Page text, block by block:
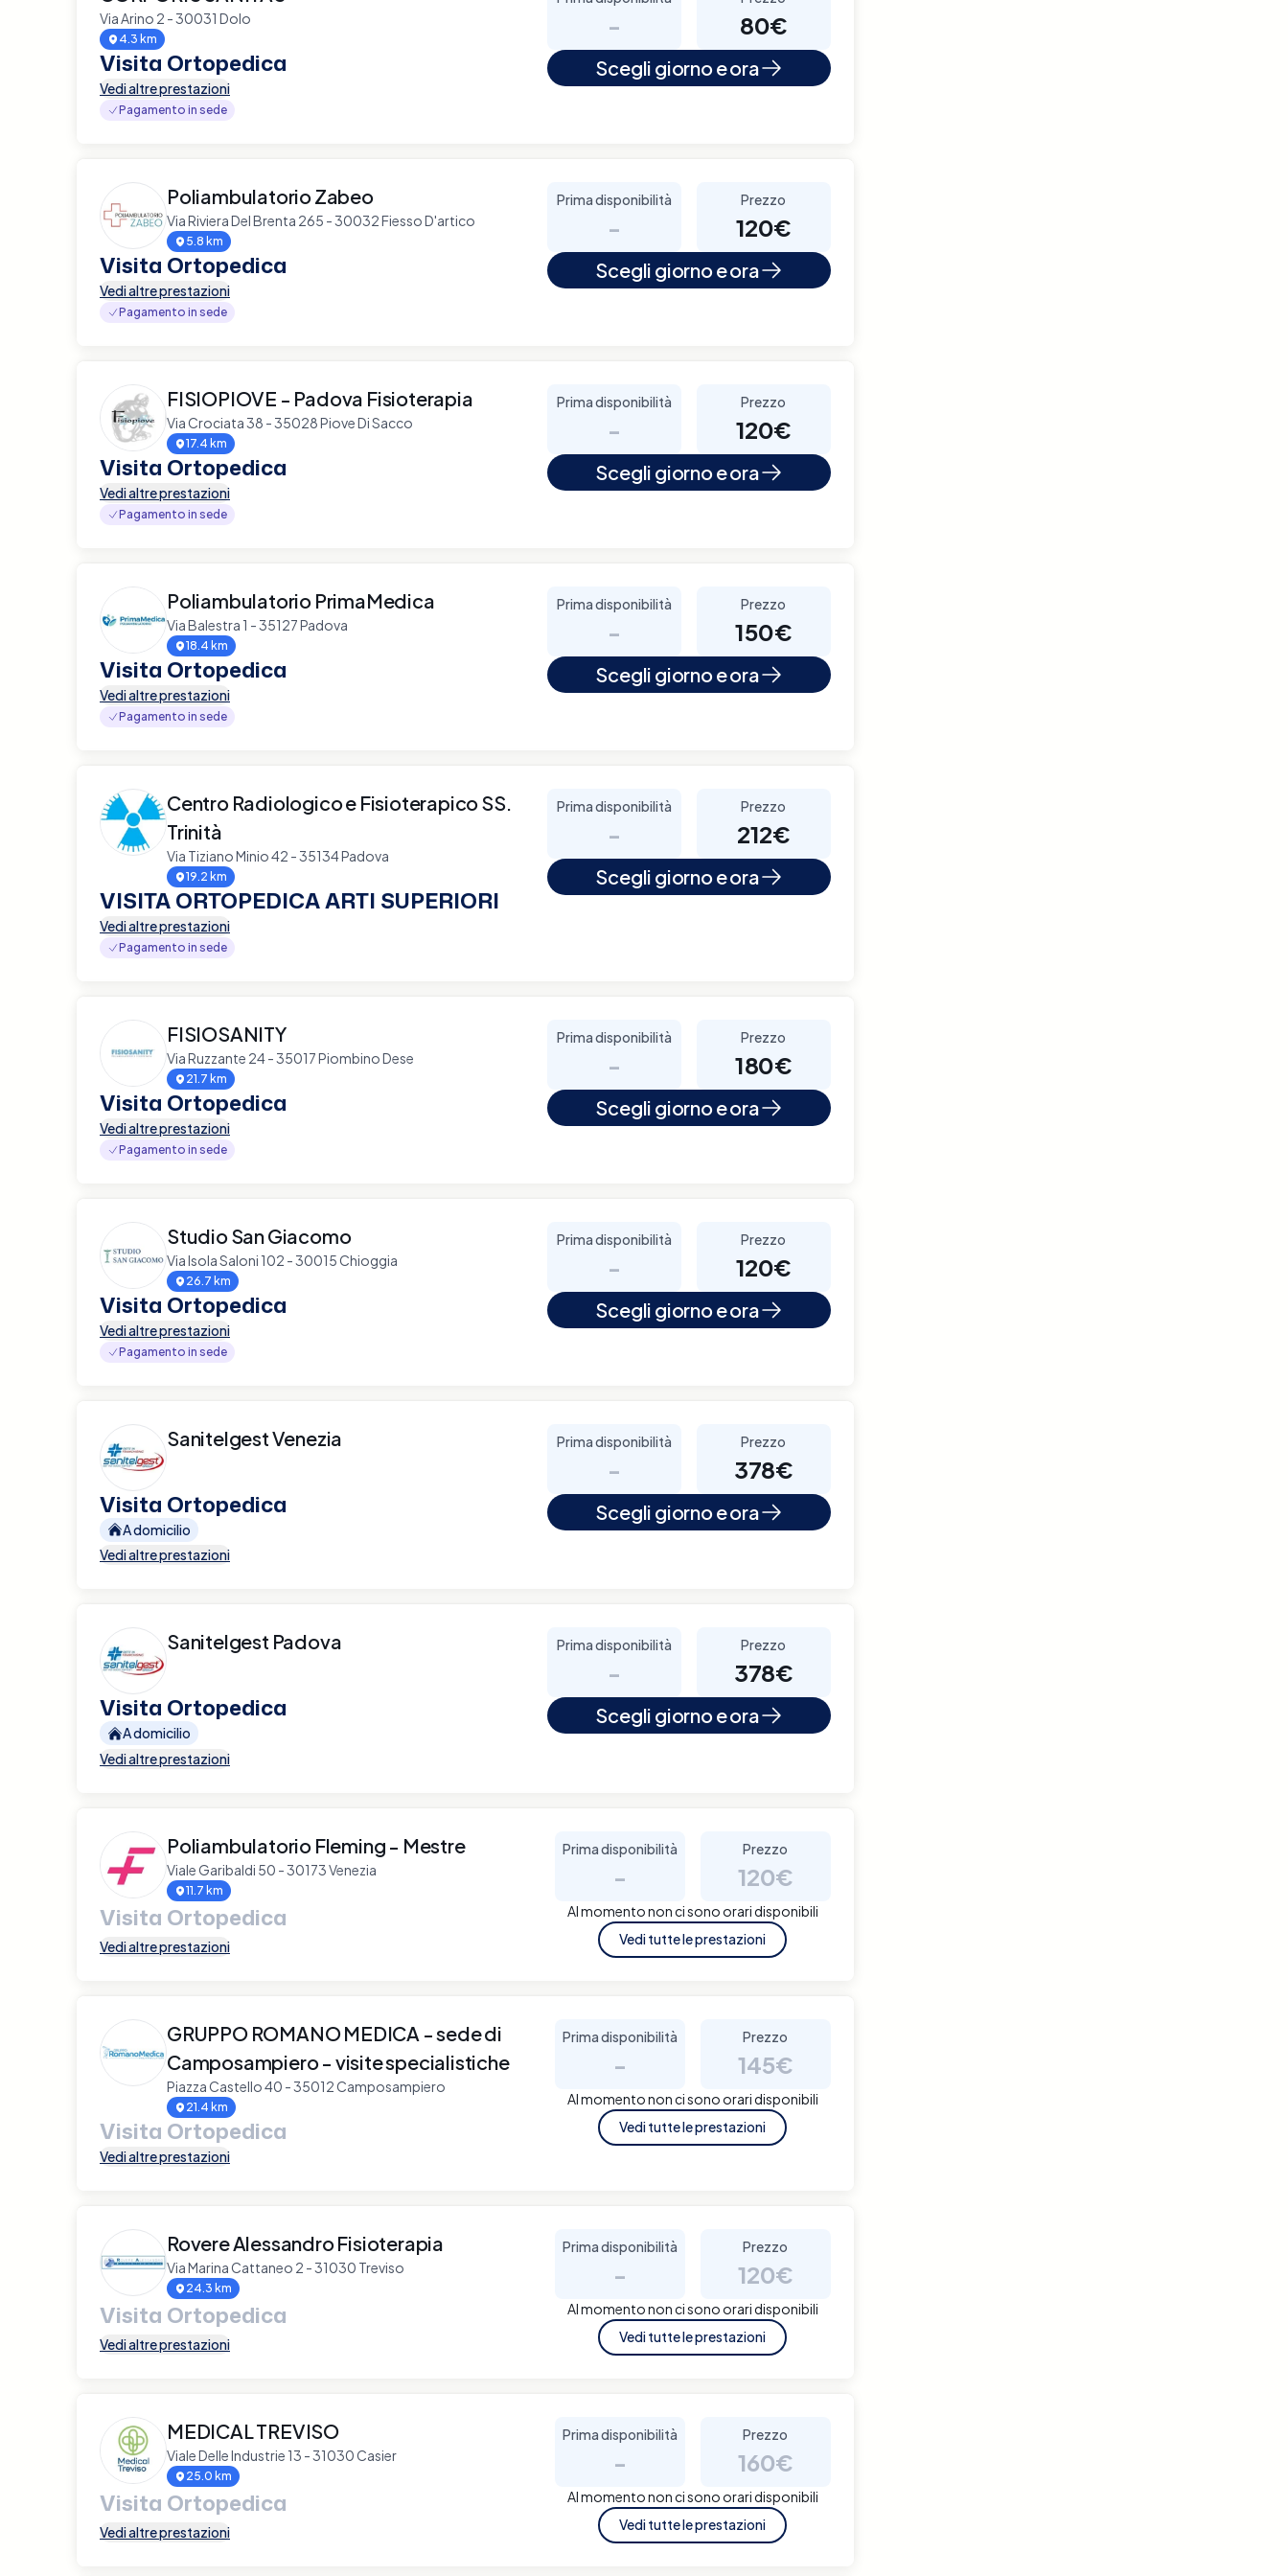
Via Arino 2 - 30031 Dolo
4.3 km
Visita Ortopedica
Vedi altre prestazioni
Pagamento in sede
- 80€
Scegli giorno e ora
Poliambulatorio Zabeo
Via Riviera Del Brenta 265 - 30032 Fiesso D'artico
5.8 km
Visita Ortopedica
Vedi altre prestazioni
Pagamento in sede
Prima disponibilità
-
Prezzo
120€
Scegli giorno e ora
FISIOPIOVE - Padova Fisioterapia
Via Crociata 38 - 35028 Piove Di Sacco
17.4 km
Visita Ortopedica
Vedi altre prestazioni
Pagamento in sede
Prima disponibilità
-
Prezzo
120€
Scegli giorno e ora
Poliambulatorio PrimaMedica
Via Balestra 1 - 35127 Padova
18.4 km
Visita Ortopedica
Vedi altre prestazioni
Pagamento in sede
Prima disponibilità
-
Prezzo
150€
Scegli giorno e ora
Centro Radiologico e Fisioterapico SS.
Trinità
Via Tiziano Minio 42 - 35134 Padova
19.2 km
VISITA ORTOPEDICA ARTI SUPERIORI
Vedi altre prestazioni
Pagamento in sede
Prima disponibilità
-
Prezzo
212€
Scegli giorno e ora
FISIOSANITY
Via Ruzzante 24 - 35017 Piombino Dese
21.7 km
Visita Ortopedica
Vedi altre prestazioni
Pagamento in sede
Prima disponibilità
-
Prezzo
180€
Scegli giorno e ora
Studio San Giacomo
Via Isola Saloni 102 - 30015 Chioggia
26.7 km
Visita Ortopedica
Vedi altre prestazioni
Pagamento in sede
Prima disponibilità
-
Prezzo
120€
Scegli giorno e ora
Sanitelgest Venezia
Visita Ortopedica
A domicilio
Vedi altre prestazioni
Prima disponibilità
-
Prezzo
378€
Scegli giorno e ora
Sanitelgest Padova
Visita Ortopedica
A domicilio
Vedi altre prestazioni
Prima disponibilità
-
Prezzo
378€
Scegli giorno e ora
Poliambulatorio Fleming - Mestre
Viale Garibaldi 50 - 30173 Venezia
11.7 km
Visita Ortopedica
Vedi altre prestazioni
Prima disponibilità
-
Prezzo
120€
Al momento non ci sono orari disponibili
Vedi tutte le prestazioni
GRUPPO ROMANO MEDICA - sede di
Camposampiero - visite specialistiche
Piazza Castello 40 - 35012 Camposampiero
21.4 km
Visita Ortopedica
Vedi altre prestazioni
Prima disponibilità
-
Prezzo
145€
Al momento non ci sono orari disponibili
Vedi tutte le prestazioni
Rovere Alessandro Fisioterapia
Via Marina Cattaneo 2 - 31030 Treviso
24.3 km
Visita Ortopedica
Vedi altre prestazioni
Prima disponibilità
-
Prezzo
120€
Al momento non ci sono orari disponibili
Vedi tutte le prestazioni
MEDICAL TREVISO
Viale Delle Industrie 13 - 31030 Casier
25.0 km
Visita Ortopedica
Vedi altre prestazioni
Prima disponibilità
-
Prezzo
160€
Al momento non ci sono orari disponibili
Vedi tutte le prestazioni